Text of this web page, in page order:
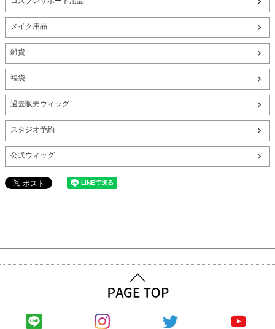
メイク用品
雑貨
福袋
過去販売ウィッグ
スタジオ予約
公式ウィッグ